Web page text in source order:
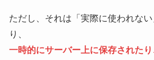
ただし、それは「実際に使われな
り、
一時的にサーバー上に保存された